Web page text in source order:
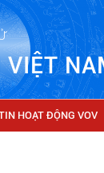
VIỆT
HOẠT ĐỘNG VOV